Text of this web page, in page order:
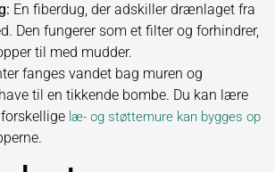
En fiberdug, der adskiller drænlaget fra
Den fungerer som et filter og forhindrer,
til med mudder.
fanges vandet bag muren og
til en tikkende bombe. Du kan lære
læ- og støttemure kan bygges op